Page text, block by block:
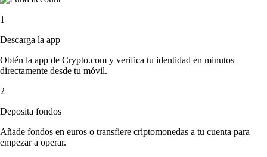
1
Descarga la app
Obtén la app de Crypto.com y verifica tu identidad en minutos
directamente desde tu móvil.
2
Deposita fondos
Añade fondos en euros o transfiere criptomonedas a tu cuenta para
empezar a operar.